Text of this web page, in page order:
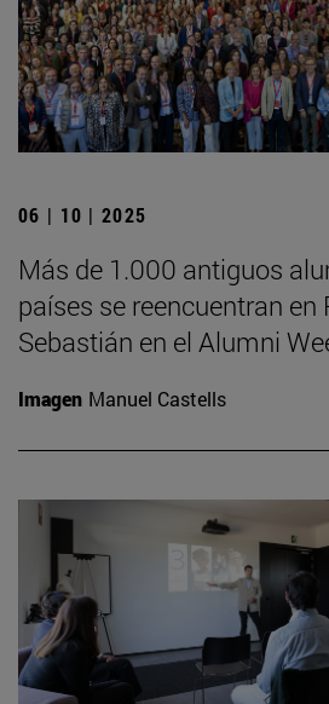
06 | 10 | 2025
Más de 1.000 antiguos
países se reencuentran
Sebastián en el Alumni
Imagen Manuel Castells